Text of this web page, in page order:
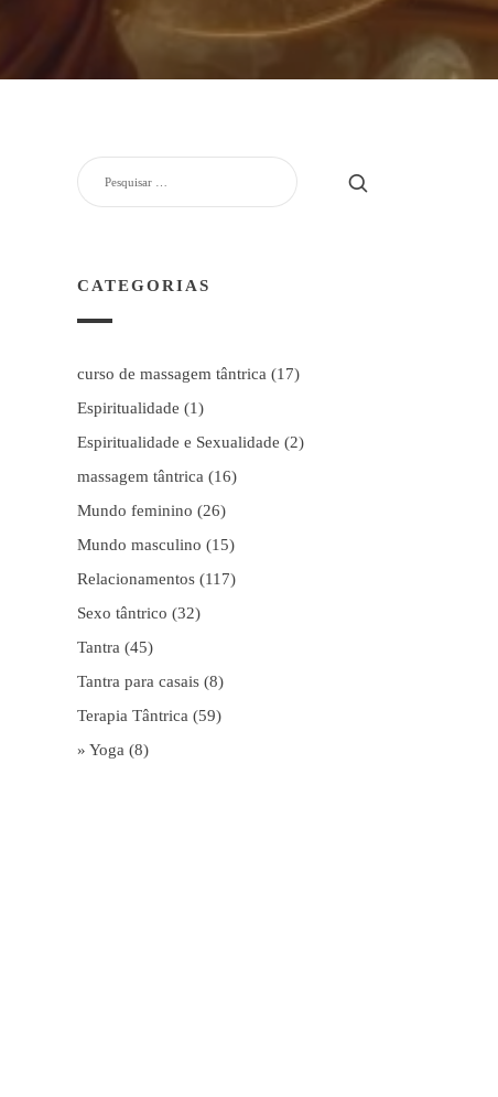
POR:
CATEGORIAS
curso de massagem tântrica (17)
Espiritualidade (1)
Espiritualidade e Sexualidade (2)
massagem tântrica (16)
Mundo feminino (26)
Mundo masculino (15)
Relacionamentos (117)
Sexo tântrico (32)
Tantra (45)
Tantra para casais (8)
Terapia Tântrica (59)
» Yoga (8)